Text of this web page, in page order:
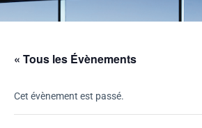
« Tous les Évènements
Cet évènement est passé.